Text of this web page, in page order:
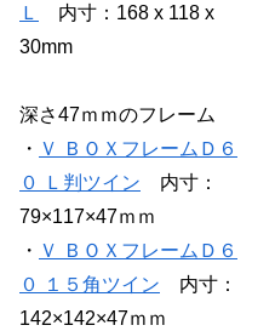
Ｌ
内寸：168 x 118 x
30mm
深さ47ｍｍのフレーム
・ Ｖ ＢＯＸフレームＤ６
０ Ｌ判ツイン 内寸：
79×117×47ｍｍ
・ Ｖ ＢＯＸフレームＤ６
０ １５角ツイン 内寸：
142×142×47ｍｍ